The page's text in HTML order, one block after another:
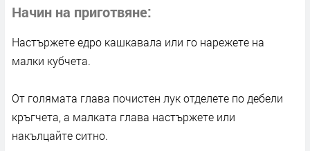
Начин на приготвяне
Настържете едро кашкавала или го нарежете на
малки кубчета.
От голямата глава почистен лук отделете по дебели
кръгчета, а малката глава настържете или
накълцайте ситно.